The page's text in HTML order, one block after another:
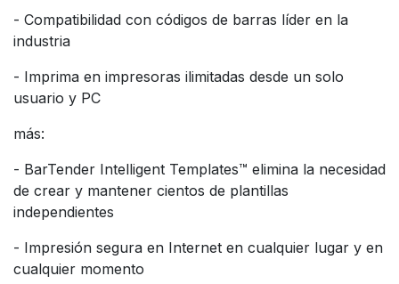
- Compatibilidad con códigos de barras líder en la
industria
- Imprima en impresoras ilimitadas desde un solo
usuario y PC
más:
- BarTender Intelligent Templates™ elimina la necesidad
de crear y mantener cientos de plantillas
independientes
- Impresión segura en Internet en cualquier lugar y en
cualquier momento